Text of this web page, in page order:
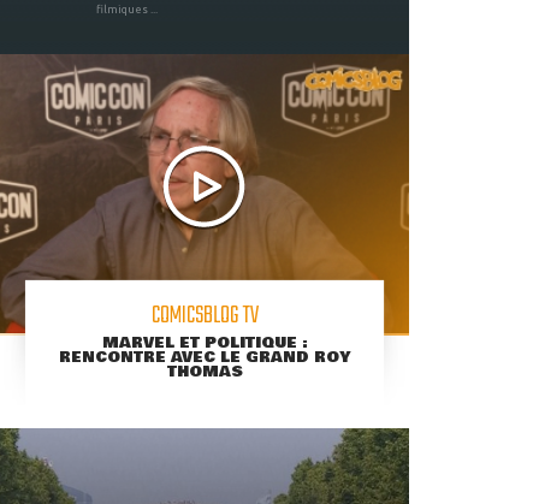
filmiques ...
COMICSBLOG TV
MARVEL ET POLITIQUE :
RENCONTRE AVEC LE GRAND ROY
THOMAS